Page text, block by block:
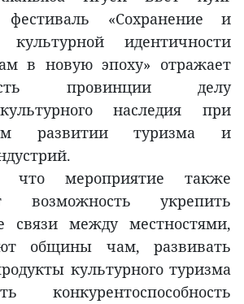
«Сохранение и
культурной идентичности
в новую эпоху» отражает
провинции делу
наследия при
развитии туризма и
что мероприятие также
возможность укрепить
связи между местностями,
общины чам, развивать
культурного туризма